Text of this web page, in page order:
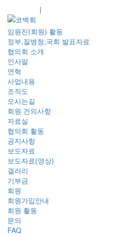
임원진(회원) 활동
정부,질병청,국회 발표자료
협의회 소개
인사말
연혁
사업내용
조직도
오시는길
회원 건의사항
자료실
협의회 활동
공지사항
보도자료
보도자료(영상)
갤러리
기부금
회원
회원가입안내
회원 활동
문의
FAQ